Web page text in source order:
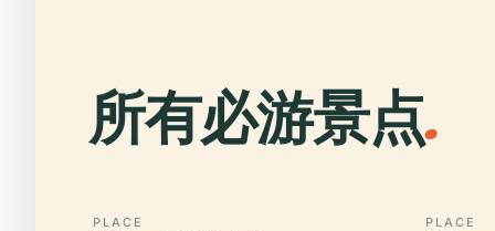
所有必游景点.
PLACE PLACE